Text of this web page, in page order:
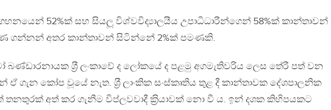
52%ක් සහ සියලූ විශ්වවිද්‍යාලයීය උපාධිධාරීන්ගෙන් 58%ක් කාන්තාවන්
ගන්නන් අතර කාන්තාවන් සිටින්නේ 2%ක් පමණකි.
බණ්ඩාරනායක ශ‍්‍රී ලංකාවේ ද ලෝකයේ ද පළමු අගමැතිවරිය ලෙස තේරී පත් වන
ඒ ගැන කෝප වූයේ නැත. ශ‍්‍රී ලාංකික සංස්කෘතිය තුළ දී කාන්තාවක දේශපාලනික
තනතුරක් අත් කර ගැනීම විප්ලවවාදී ක‍්‍රියාවක් නො වී ය. ඉන් දශක කිහිපයකට